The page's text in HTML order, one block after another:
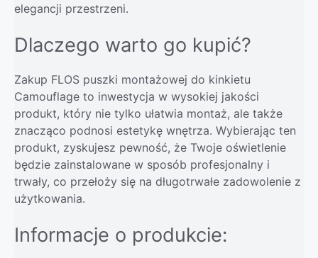
elegancji przestrzeni.
Dlaczego warto go kupić?
Zakup FLOS puszki montażowej do kinkietu
Camouflage to inwestycja w wysokiej jakości
produkt, który nie tylko ułatwia montaż, ale także
znacząco podnosi estetykę wnętrza. Wybierając ten
produkt, zyskujesz pewność, że Twoje oświetlenie
będzie zainstalowane w sposób profesjonalny i
trwały, co przełoży się na długotrwałe zadowolenie z
użytkowania.
Informacje o produkcie: